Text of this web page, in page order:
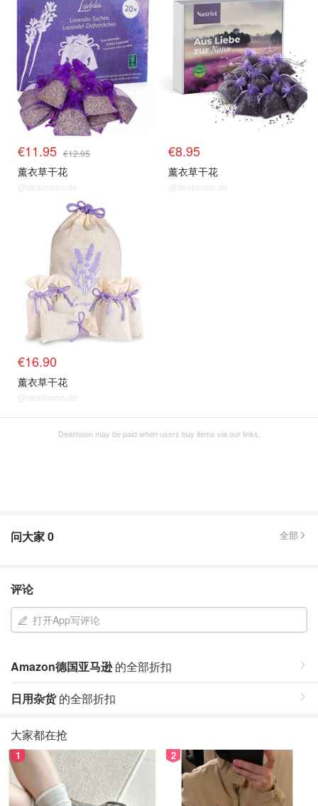
€11.95 €12.95
薰衣草干花
@dealmoon.de
€8.95
薰衣草干花
@dealmoon.de
€16.90
薰衣草干花
@dealmoon.de
Dealmoon may be paid when users buy items via our links.
问大家0 全部
评论
打开App写评论
Amazon德国亚马逊的全部折扣
日用杂货的全部折扣
大家都在抢
1 2